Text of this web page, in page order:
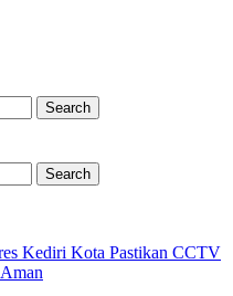
Search
Search
Kediri Kota Pastikan CCTV